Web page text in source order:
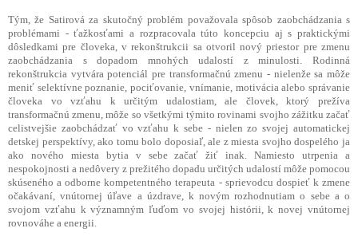
Tým, že Satirová za skutočný problém považovala spôsob zaobchádzania s
problémami - ťažkosťami a rozpracovala túto koncepciu aj s praktickými
dôsledkami pre človeka, v rekonštrukcii sa otvoril nový priestor pre zmenu
zaobchádzania s dopadom mnohých udalostí z minulosti. Rodinná
rekonštrukcia vytvára potenciál pre transformačnú zmenu - nielenže sa môže
meniť selektívne poznanie, pociťovanie, vnímanie, motivácia alebo správanie
človeka vo vzťahu k určitým udalostiam, ale človek, ktorý prežíva
transformačnú zmenu, môže so všetkými týmito rovinami svojho zážitku začať
celistvejšie zaobchádzať vo vzťahu k sebe - nielen zo svojej automatickej
detskej perspektívy, ako tomu bolo doposiaľ, ale z miesta svojho dospelého ja
ako nového miesta bytia v sebe začať žiť inak. Namiesto utrpenia a
nespokojnosti a nedôvery z prežitého dopadu určitých udalostí môže pomocou
skúseného a odborne kompetentného terapeuta - sprievodcu dospieť k zmene
očakávaní, vnútornej úľave a úzdrave, k novým rozhodnutiam o sebe a o
svojom vzťahu k významným ľuďom vo svojej histórii, k novej vnútornej
rovnováhe a energii.